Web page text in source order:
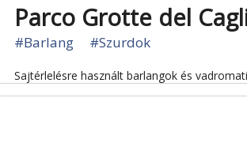
Parco Grotte del
#Barlang #Szurdok
Sajtérlelésre használt barlangok és